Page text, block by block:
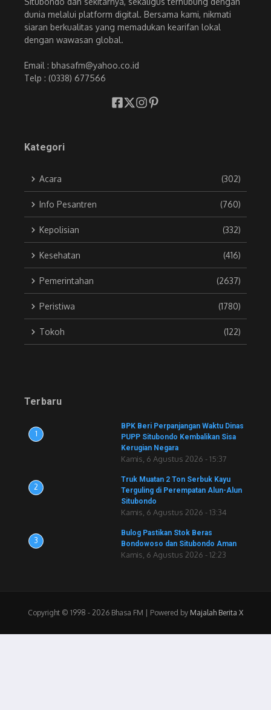
dunia melalui platform digital. Bersama kami, nikmati
siaran berkualitas yang memadukan kearifan lokal
dengan wawasan global.
Email : bhasafm@yahoo.co.id
Telp : (0338) 677566
Kategori
Acara (302)
Info Pesantren (760)
Kepolisian (332)
Kesehatan (416)
Pemerintahan (2637)
Peristiwa (1780)
Tokoh (122)
Terbaru
1
BPK Beri Perpanjangan Waktu Dinas
PUPP Situbondo Kembalikan Sisa
Kerugian Negara
Kamis, 6 Agustus 2026 - 15:37
2
Truk Muatan 2 Ton Serbuk Kayu
Terguling di Perempatan Alun-Alun
Situbondo
Kamis, 6 Agustus 2026 - 13:34
3
Bulog Pastikan Stok Beras
Bondowoso dan Situbondo Aman
Kamis, 6 Agustus 2026 - 12:23
Copyright © 1998 - 2026 Bhasa FM | Powered by Majalah Berita X